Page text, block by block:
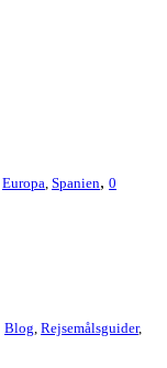
Europa Spanien, 0
Blog Rejsemålsguider,